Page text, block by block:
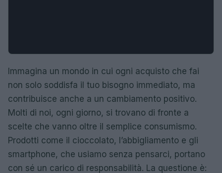
Immagina un mondo in cui ogni acquisto che fai
non solo soddisfa il tuo bisogno immediato, ma
contribuisce anche a un cambiamento positivo.
Molti di noi, ogni giorno, si trovano di fronte a
scelte che vanno oltre il semplice consumismo.
Prodotti come il cioccolato, l’abbigliamento e gli
smartphone, che usiamo senza pensarci, portano
con sé un carico di responsabilità. La questione è: